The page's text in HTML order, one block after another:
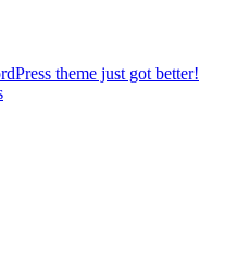
theme just got better!